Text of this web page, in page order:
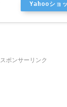
Yahooショ
スポンサーリンク